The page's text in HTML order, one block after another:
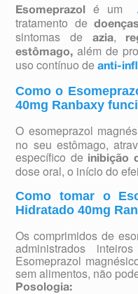
Esomeprazol é um
tratamento de
sintomas de
azia,
estômago,além de
uso contínuo deanti-
Como o
40mg Ranbaxy
O esomeprazol
no seu estômago,
específico de inibição
dose oral, o início do
Como tomar o
Hidratado 40mg
Os comprimidos de
administrados
Esomeprazol
sem alimentos, não
Posologia: